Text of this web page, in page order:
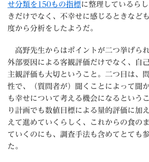
せ分類を150もの指標に整理しているら
きだけでなく、不幸せに感じるときなど
度から分析をしたようだ。
高野先生からはポイントが二つ挙げら
外部要因による客観評価だけでなく、自
主観評価も大切ということ。二つ目は、
性で、（質問者が）聞くことによって聞
も幸せについて考える機会になるという
り計画でも数値目標による量的評価に加
えて進めていくらしく、これからの食の
ていくのにも、調査手法も含めてとても
た。